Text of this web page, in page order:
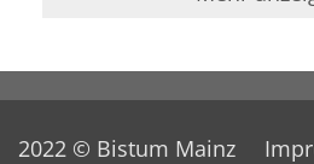
2022 © Bistum Mainz